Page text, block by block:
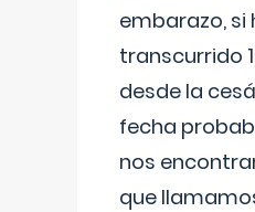
embarazo, si
transcurrido
desde la
fecha
nos
que